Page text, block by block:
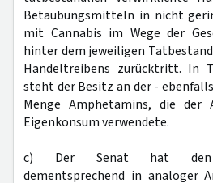
Betäubungsmitteln in nicht
mit Cannabis im Wege der
hinter dem jeweiligen
Handeltreibens zurücktritt. In
steht der Besitz an der -
Menge Amphetamins, die der
Eigenkonsum verwendete.
c) Der Senat hat den
dementsprechend in analoger